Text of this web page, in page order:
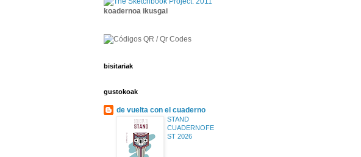
koadernoa ikusgai
bisitariak
gustokoak
de vuelta con el cuaderno
STAND
CUADERNOFE
ST 2026